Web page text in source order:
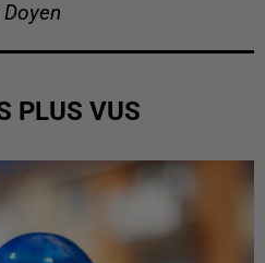
PLUS VUS